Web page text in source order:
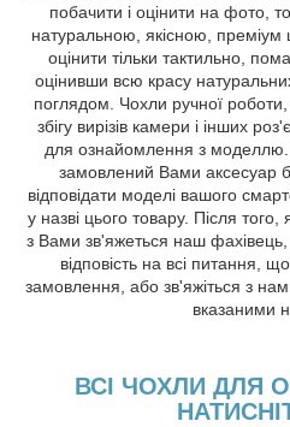
побачити і оцінити на фото,
натуральною, якісною,
оцінити тільки тактильно,
оцінивши всю красу
поглядом. Чохли ручної
збігу вирізів камери і інших
для ознайомлення з
замовлений Вами аксесуар
відповідати моделі вашого
у назві цього товару. Після
з Вами зв'яжеться наш фахівець,
відповість на всі питання,
замовлення, або зв'яжіться з
вказаними
ВСІ ЧОХЛИ ДЛЯ